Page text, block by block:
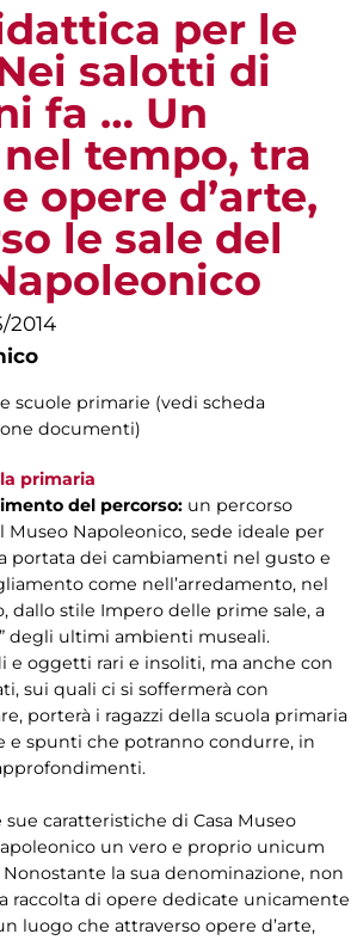
per le
salotti di
fa … Un
tempo, tra
opere d’arte,
le sale del
2014
scuole primarie (vedi scheda
documenti)
primaria
del percorso: un percorso
Museo Napoleonico, sede ideale per
portata dei cambiamenti nel gusto e
come nell’arredamento, nel
dallo stile Impero delle prime sale, a
degli ultimi ambienti museali.
e oggetti rari e insoliti, ma anche con
sui quali ci si soffermerà con
porterà i ragazzi della scuola primaria
e spunti che potranno condurre, in
sue caratteristiche di Casa Museo
un vero e proprio unicum
la sua denominazione, non
raccolta di opere dedicate unicamente
luogo che attraverso opere d’arte,